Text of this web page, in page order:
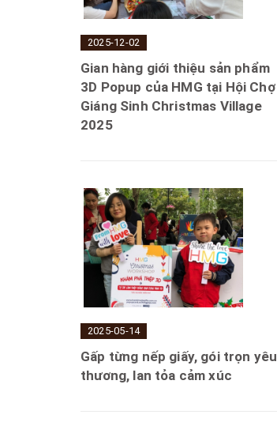
2025-12-02
Gian hàng giới thiệu sản phẩm
3D Popup của HMG tại Hội Chợ
Giáng Sinh Christmas Village
2025
2025-05-14
Gấp từng nếp giấy, gói trọn yêu
thương, lan tỏa cảm xúc